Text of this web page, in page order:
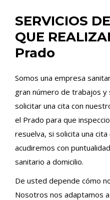
SERVICIOS
QUE
Prado
Somos una empresa
gran número de trabajos y
solicitar una cita con
el Prado para que
resuelva, si solicita una
acudiremos con
sanitario a domicilio.
De usted depende cómo
Nosotros nos adaptamos